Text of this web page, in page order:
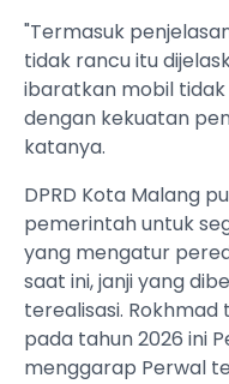
"Termasuk
tidak rancu itu
ibaratkan mobil
dengan kekuatan
katanya.
DPRD Kota Malang
pemerintah untuk
yang mengatur
saat ini, janji yang
terealisasi.
pada tahun 2026 ini
menggarap Perwal